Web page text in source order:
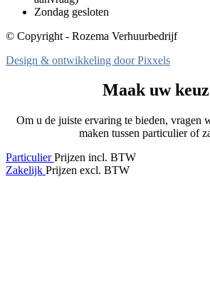
Zondag gesloten
© Copyright - Rozema Verhuurbedrijf
Design & ontwikkeling door Pixxels
Maak uw
Om u de juiste ervaring te bieden, vragen
maken tussen particulier of
ParticulierPrijzen incl. BTW
Zakelijk Prijzen excl. BTW